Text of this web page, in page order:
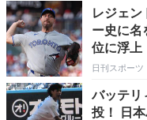
レジェン
ー史に
位に浮上
日刊スポーツ
バッテリ
投！ 日